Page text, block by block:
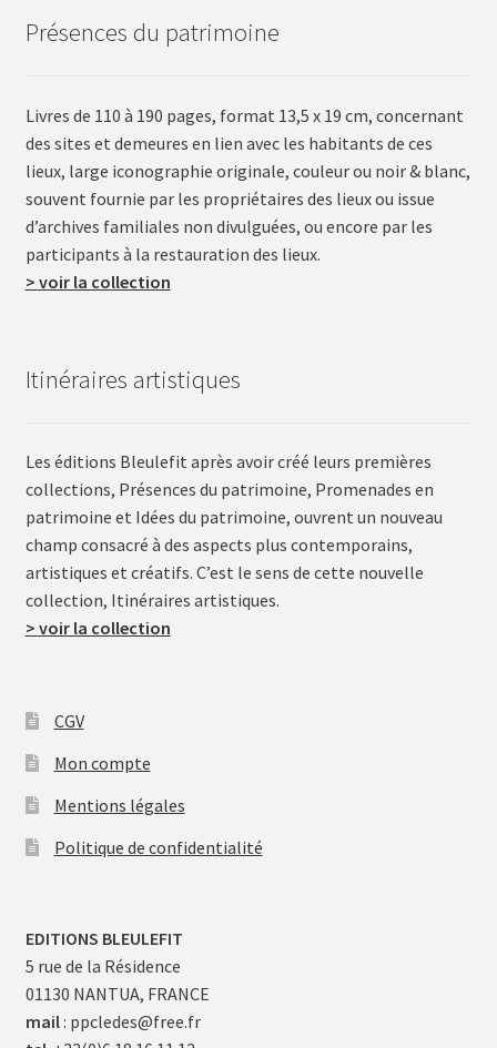
Présences du patrimoine
Livres de 110 à 190 pages, format 13,5 x 19 cm, concernant
des sites et demeures en lien avec les habitants de ces
lieux, large iconographie originale, couleur ou noir & blanc,
souvent fournie par les propriétaires des lieux ou issue
d’archives familiales non divulguées, ou encore par les
participants à la restauration des lieux.
> voir la collection
Itinéraires artistiques
Les éditions Bleulefit après avoir créé leurs premières
collections, Présences du patrimoine, Promenades en
patrimoine et Idées du patrimoine, ouvrent un nouveau
champ consacré à des aspects plus contemporains,
artistiques et créatifs. C’est le sens de cette nouvelle
collection, Itinéraires artistiques.
> voir la collection
CGV
Mon compte
Mentions légales
Politique de confidentialité
EDITIONS BLEULEFIT
5 rue de la Résidence
01130 NANTUA, FRANCE
mail: ppcledes@free.fr